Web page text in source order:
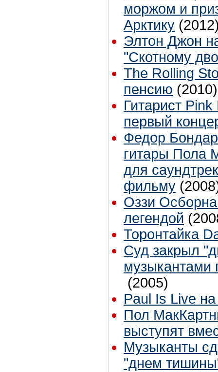
моржом и
Арктику
Элтон Джон
"Скотному
The Rolling
пенсию (2010)
Гитарист
первый
Федор
гитары Пола
для
фильму
Оззи
легендой
Торонтайка
Суд закрыл
музыкантами
(2005)
Paul Is Live
Пол
выступят
Музыканты
"днем